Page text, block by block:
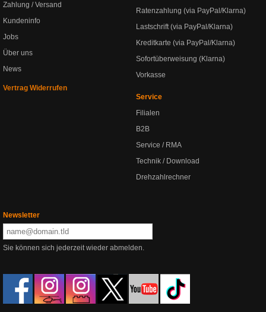
Zahlung / Versand
Kundeninfo
Jobs
Über uns
News
Vertrag Widerrufen
Ratenzahlung (via PayPal/Klarna)
Lastschrift (via PayPal/Klarna)
Kreditkarte (via PayPal/Klarna)
Sofortüberweisung (Klarna)
Vorkasse
Service
Filialen
B2B
Service / RMA
Technik / Download
Drehzahlrechner
Newsletter
Sie können sich jederzeit wieder abmelden.